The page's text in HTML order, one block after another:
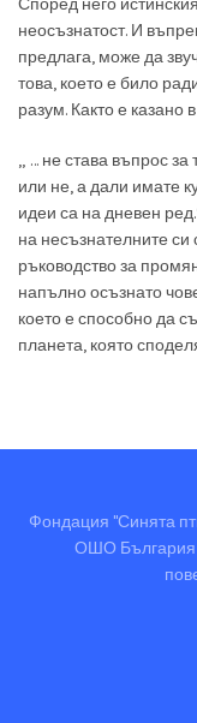
Според него
неосъзнатост. И
предлага, може да
това, което е било
разум. Както е казано
„ … не става въпрос
или не, а дали имате
идеи са на дневен
на несъзнателните
ръководство за
напълно осъзнато
което е способно да
планета, която
Фондация "Синята
ОШО България